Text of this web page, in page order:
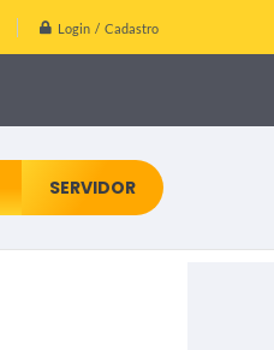
Login / Cadastro
SERVIDOR